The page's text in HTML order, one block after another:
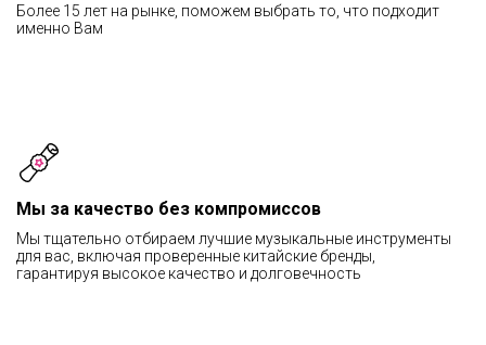
Более 15 лет на рынке, поможем выбрать то, что подходит
именно Вам
Мы за качество без компромиссов
Мы тщательно отбираем лучшие музыкальные инструменты
для вас, включая проверенные китайские бренды,
гарантируя высокое качество и долговечность